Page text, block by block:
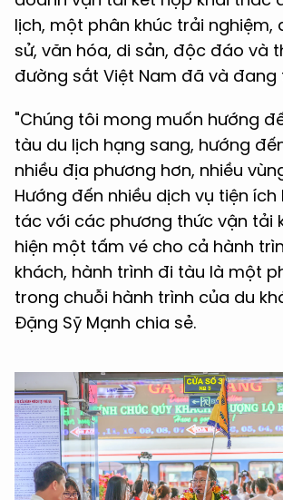
lịch, một phân khúc trải nghiệm,
sử, văn hóa, di sản, độc đáo và
đường sắt Việt Nam đã và đang
"Chúng tôi mong muốn hướng
tàu du lịch hạng sang, hướng
nhiều địa phương hơn, nhiều
Hướng đến nhiều dịch vụ tiện ích
tác với các phương thức vận tải
hiện một tấm vé cho cả hành
khách, hành trình đi tàu là một
trong chuỗi hành trình của du
Đặng Sỹ Mạnh chia sẻ.